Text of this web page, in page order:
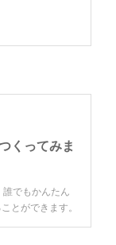
くってみま
でもかんたん
とができます。